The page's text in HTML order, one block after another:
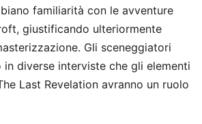
familiarità con le avventure
giustificando ulteriormente
Gli sceneggiatori
in diverse interviste che gli elementi
Last Revelation avranno un ruolo